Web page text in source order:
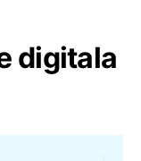
digitala